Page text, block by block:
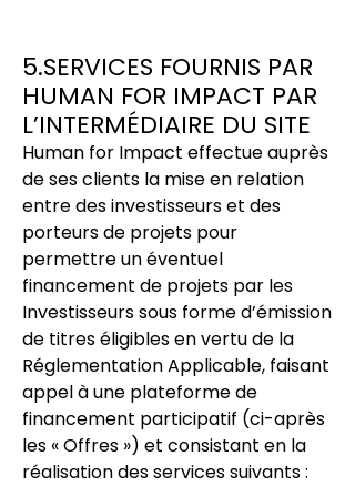
5.SERVICES FOURNIS PAR
HUMAN FOR IMPACT PAR
L’INTERMÉDIAIRE DU SITE
Human for Impact effectue auprès
de ses clients la mise en relation
entre des investisseurs et des
porteurs de projets pour
permettre un éventuel
financement de projets par les
Investisseurs sous forme d’émission
de titres éligibles en vertu de la
Réglementation Applicable, faisant
appel à une plateforme de
financement participatif (ci-après
les « Offres ») et consistant en la
réalisation des services suivants :